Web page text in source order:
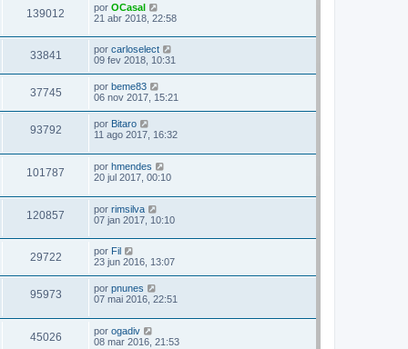
139012 por OCasal
21 abr 2018, 22:58
33841 por carloselect
09 fev 2018, 10:31
37745 por beme83
06 nov 2017, 15:21
93792 por Bitaro
11 ago 2017, 16:32
101787 por hmendes
20 jul 2017, 00:10
120857 por rimsilva
07 jan 2017, 10:10
29722 por Fil
23 jun 2016, 13:07
95973 por pnunes
07 mai 2016, 22:51
45026 por ogadiv
08 mar 2016, 21:53